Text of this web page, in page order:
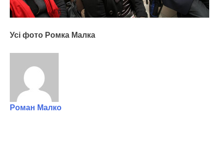
Усі фото Ромка Малка
Роман Малко